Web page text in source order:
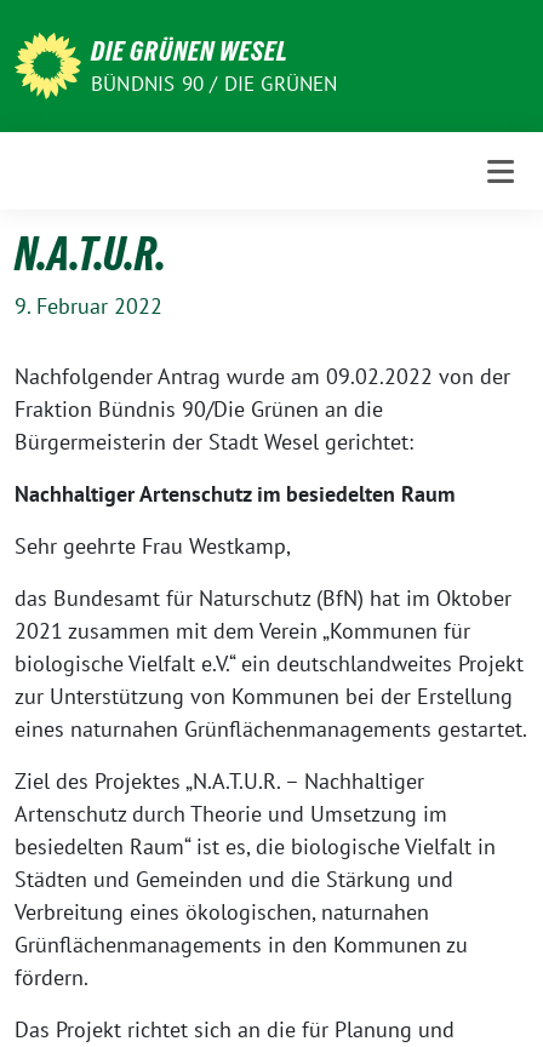
zum
Inhalt
DIE GRÜNEN WESEL
BÜNDNIS 90 / DIE GRÜNEN
N.A.T.U.R.
9. Februar 2022
Nachfolgender Antrag wurde am 09.02.2022 von der
Fraktion Bündnis 90/Die Grünen an die
Bürgermeisterin der Stadt Wesel gerichtet:
Nachhaltiger Artenschutz im besiedelten Raum
Sehr geehrte Frau Westkamp,
das Bundesamt für Naturschutz (BfN) hat im Oktober
2021 zusammen mit dem Verein „Kommunen für
biologische Vielfalt e.V.“ ein deutschlandweites Projekt
zur Unterstützung von Kommunen bei der Erstellung
eines naturnahen Grünflächenmanagements gestartet.
Ziel des Projektes „N.A.T.U.R. – Nachhaltiger
Artenschutz durch Theorie und Umsetzung im
besiedelten Raum“ ist es, die biologische Vielfalt in
Städten und Gemeinden und die Stärkung und
Verbreitung eines ökologischen, naturnahen
Grünflächenmanagements in den Kommunen zu
fördern.
Das Projekt richtet sich an die für Planung und